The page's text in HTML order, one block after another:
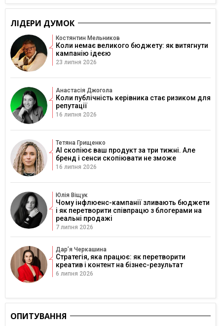
ЛІДЕРИ ДУМОК
Костянтин Мельников
Коли немає великого бюджету: як витягнути
кампанію ідеєю
23 липня 2026
Анастасія Джогола
Коли публічність керівника стає ризиком для
репутації
16 липня 2026
Тетяна Грищенко
AI скопіює ваш продукт за три тижні. Але
бренд і сенси скопіювати не зможе
16 липня 2026
Юлія Віщук
Чому інфлюенс-кампанії зливають бюджети
і як перетворити співпрацю з блогерами на
реальні продажі
7 липня 2026
Дарʼя Черкашина
Стратегія, яка працює: як перетворити
креатив і контент на бізнес-результат
6 липня 2026
ОПИТУВАННЯ